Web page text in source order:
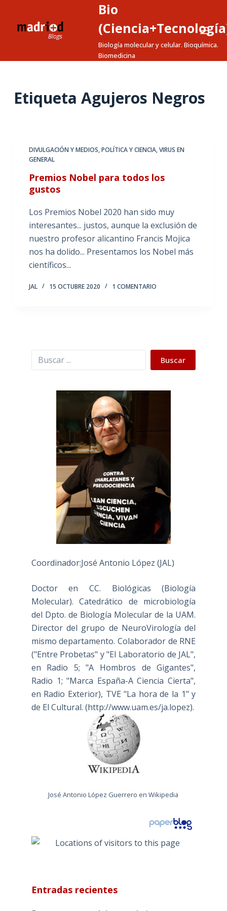
a
Bio
Biología molecular y celular. Bioquímica.
Biomedicina
Etiqueta Agujeros Negros
DIVULGACIÓN Y MEDIOS,POLÍTICA Y CIENCIA,VIRUS EN
GENERAL
Premios Nobel para todos los
gustos
Los Premios Nobel 2020 han sido muy
interesantes... justos, aunque la exclusión de
nuestro profesor alicantino Francis Mojica
nos ha dolido... Presentamos los Nobel más
científicos...
JAL 15 OCTUBRE 2020 1 COMENTARIO
Buscar Buscar
Coordinador:José Antonio López (JAL)
Doctor en CC. Biológicas (Biología
Molecular). Catedrático de microbiología
del Dpto. de Biología Molecular de la UAM.
Director del grupo de NeuroVirología del
mismo departamento. Colaborador de RNE
("Entre Probetas" y "El Laboratorio de JAL",
en Radio 5; "A Hombros de Gigantes",
Radio 1; "Marca España-A Ciencia Cierta",
en Radio Exterior), TVE "La hora de la 1" y
de El Cultural. (http://www.uam.es/ja.lopez).
José Antonio López Guerrero en Wikipedia
Entradas recientes